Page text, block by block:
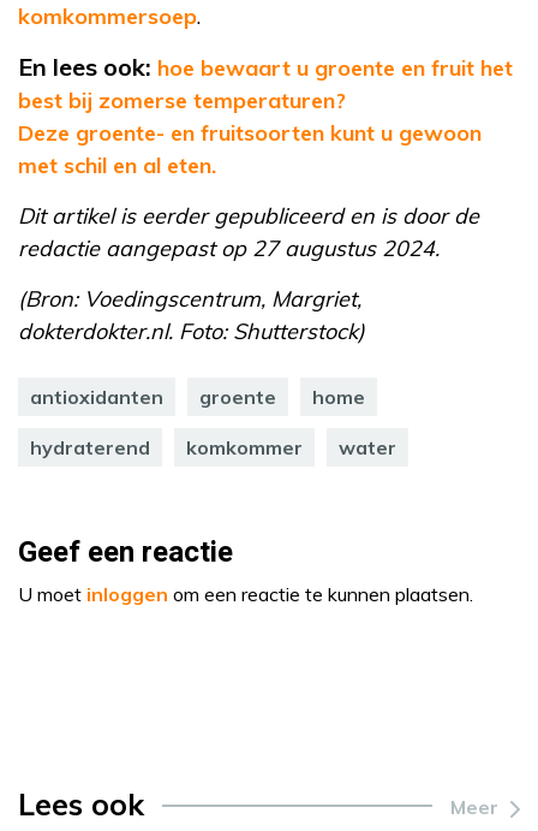
komkommersoep.
En lees ook: hoe bewaart u groente en fruit het
best bij zomerse temperaturen?
Deze groente- en fruitsoorten kunt u gewoon
met schil en al eten.
Dit artikel is eerder gepubliceerd en is door de
redactie aangepast op 27 augustus 2024.
(Bron: Voedingscentrum, Margriet,
dokterdokter.nl. Foto: Shutterstock)
antioxidanten groente home
hydraterend komkommer water
Geef een reactie
U moet inloggen om een reactie te kunnen plaatsen.
Lees ook Meer